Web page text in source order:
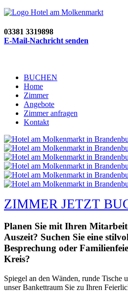
03381 3319898
E-Mail-Nachricht senden
BUCHEN
Home
Zimmer
Angebote
Zimmer anfragen
Kontakt
ZIMMER JETZT
Planen Sie mit Ihren
Auszeit? Suchen Sie eine
Besprechung oder
Kreis?
Spiegel an den Wänden, runde Tische
unser Bankettraum Sie zu Ihren